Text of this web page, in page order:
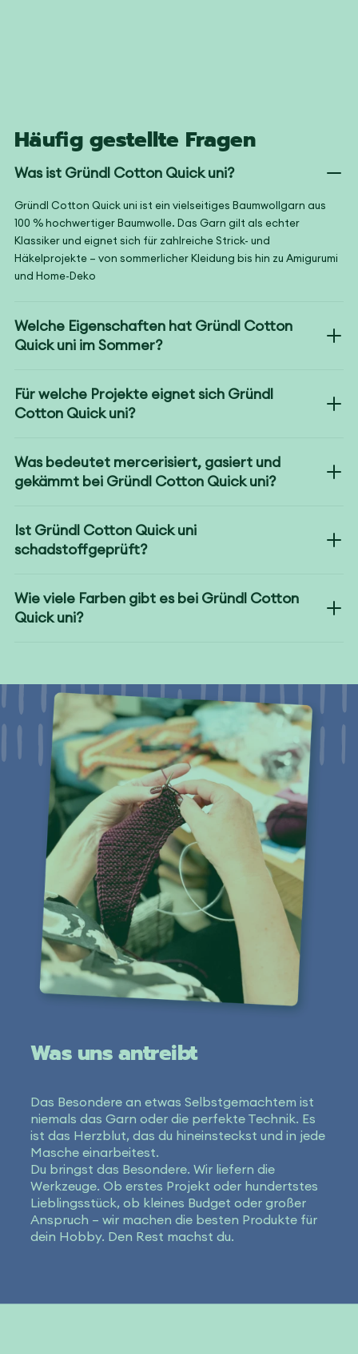
Häufig gestellte Fragen
Was ist Gründl Cotton Quick uni?
Gründl Cotton Quick uni ist ein vielseitiges Baumwollgarn aus
100 % hochwertiger Baumwolle. Das Garn gilt als echter
Klassiker und eignet sich für zahlreiche Strick- und
Häkelprojekte – von sommerlicher Kleidung bis hin zu Amigurumi
und Home-Deko
Welche Eigenschaften hat Gründl Cotton
Quick uni im Sommer?
Für welche Projekte eignet sich Gründl
Cotton Quick uni?
Was bedeutet mercerisiert, gasiert und
gekämmt bei Gründl Cotton Quick uni?
Ist Gründl Cotton Quick uni
schadstoffgeprüft?
Wie viele Farben gibt es bei Gründl Cotton
Quick uni?
Was uns antreibt
Das Besondere an etwas Selbstgemachtem ist
niemals das Garn oder die perfekte Technik. Es
ist das Herzblut, das du hineinsteckst und in jede
Masche einarbeitest.
Du bringst das Besondere. Wir liefern die
Werkzeuge. Ob erstes Projekt oder hundertstes
Lieblingsstück, ob kleines Budget oder großer
Anspruch – wir machen die besten Produkte für
dein Hobby. Den Rest machst du.